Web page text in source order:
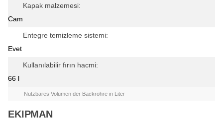
Kapak malzemesi:
Cam
Entegre temizleme sistemi:
Evet
Kullanılabilir fırın hacmi:
66 l
Nutzbares Volumen der Backröhre in Liter
EKIPMAN